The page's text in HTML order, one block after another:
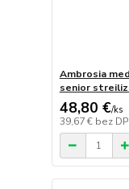
Ambrosia
senior
48,80 €/ks
39,67 € bez